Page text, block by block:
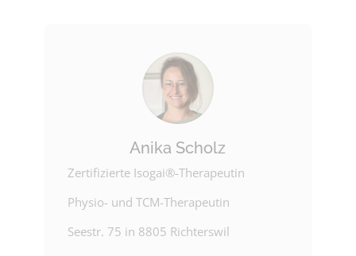
Anika Scholz
Zertifizierte Isogai®-Therapeutin
Physio- und TCM-Therapeutin
Seestr. 75 in 8805 Richterswil